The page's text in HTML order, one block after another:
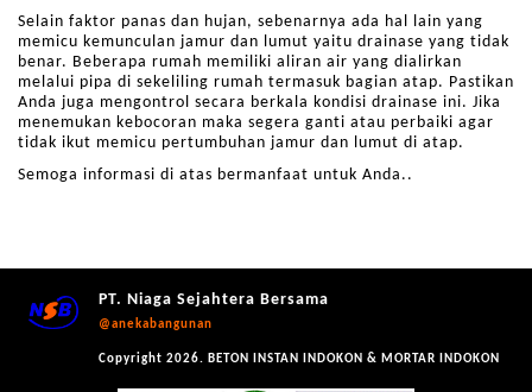
Selain faktor panas dan hujan, sebenarnya ada hal lain yang
memicu kemunculan jamur dan lumut yaitu drainase yang tidak
benar. Beberapa rumah memiliki aliran air yang dialirkan
melalui pipa di sekeliling rumah termasuk bagian atap. Pastikan
Anda juga mengontrol secara berkala kondisi drainase ini. Jika
menemukan kebocoran maka segera ganti atau perbaiki agar
tidak ikut memicu pertumbuhan jamur dan lumut di atap.
Semoga informasi di atas bermanfaat untuk Anda..
PT. Niaga Sejahtera Bersama
@anekabangunan
Copyright 2026. BETON INSTAN INDOKON & MORTAR INDOKON